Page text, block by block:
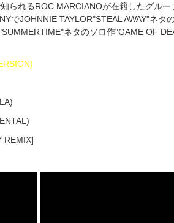
られるROC MARCIANOが在籍したグル
でJOHNNIE TAYLOR"STEAL AWAY"ネタ
ネタのソロ作"GAME OF
REMIX]